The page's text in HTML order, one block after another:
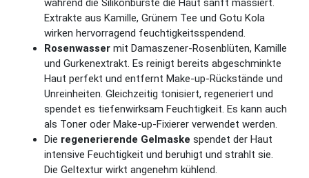
während die Silikonbürste die Haut sanft massiert.
Extrakte aus Kamille, Grünem Tee und Gotu Kola
wirken hervorragend feuchtigkeitsspendend.
Rosenwasser mit Damaszener-Rosenblüten, Kamille
und Gurkenextrakt. Es reinigt bereits abgeschminkte
Haut perfekt und entfernt Make-up-Rückstände und
Unreinheiten. Gleichzeitig tonisiert, regeneriert und
spendet es tiefenwirksam Feuchtigkeit. Es kann auch
als Toner oder Make-up-Fixierer verwendet werden.
Die regenerierende Gelmaske spendet der Haut
intensive Feuchtigkeit und beruhigt und strahlt sie.
Die Geltextur wirkt angenehm kühlend.